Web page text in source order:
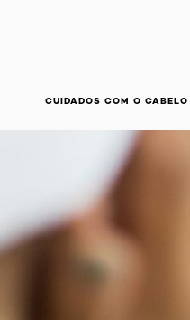
CUIDADOS COM O CABELO